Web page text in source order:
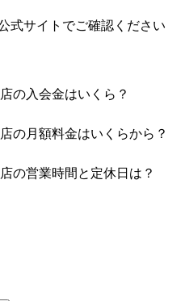
式サイトでご確認ください
の入会金はいくら？
の月額料金はいくらから？
の営業時間と定休日は？